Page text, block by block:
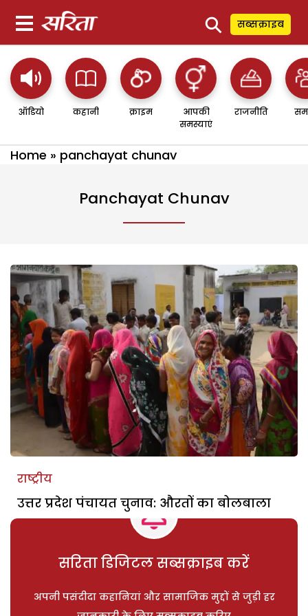
⚲ सब्सक्राइब
ऑडियो कहानी क्राइम
आपकी
समस्याएं
राजनीति
Home » panchayat chunav
Panchayat Chunav
राष्ट्रीय
उत्तर प्रदेश पंचायत चुनाव: औरतों का बोलबाला
सरिता डिजिटल सब्सक्राइब करें
अपनी पसंदीदा कहानियां और सामाजिक मुद्दों से जुड़ी हर